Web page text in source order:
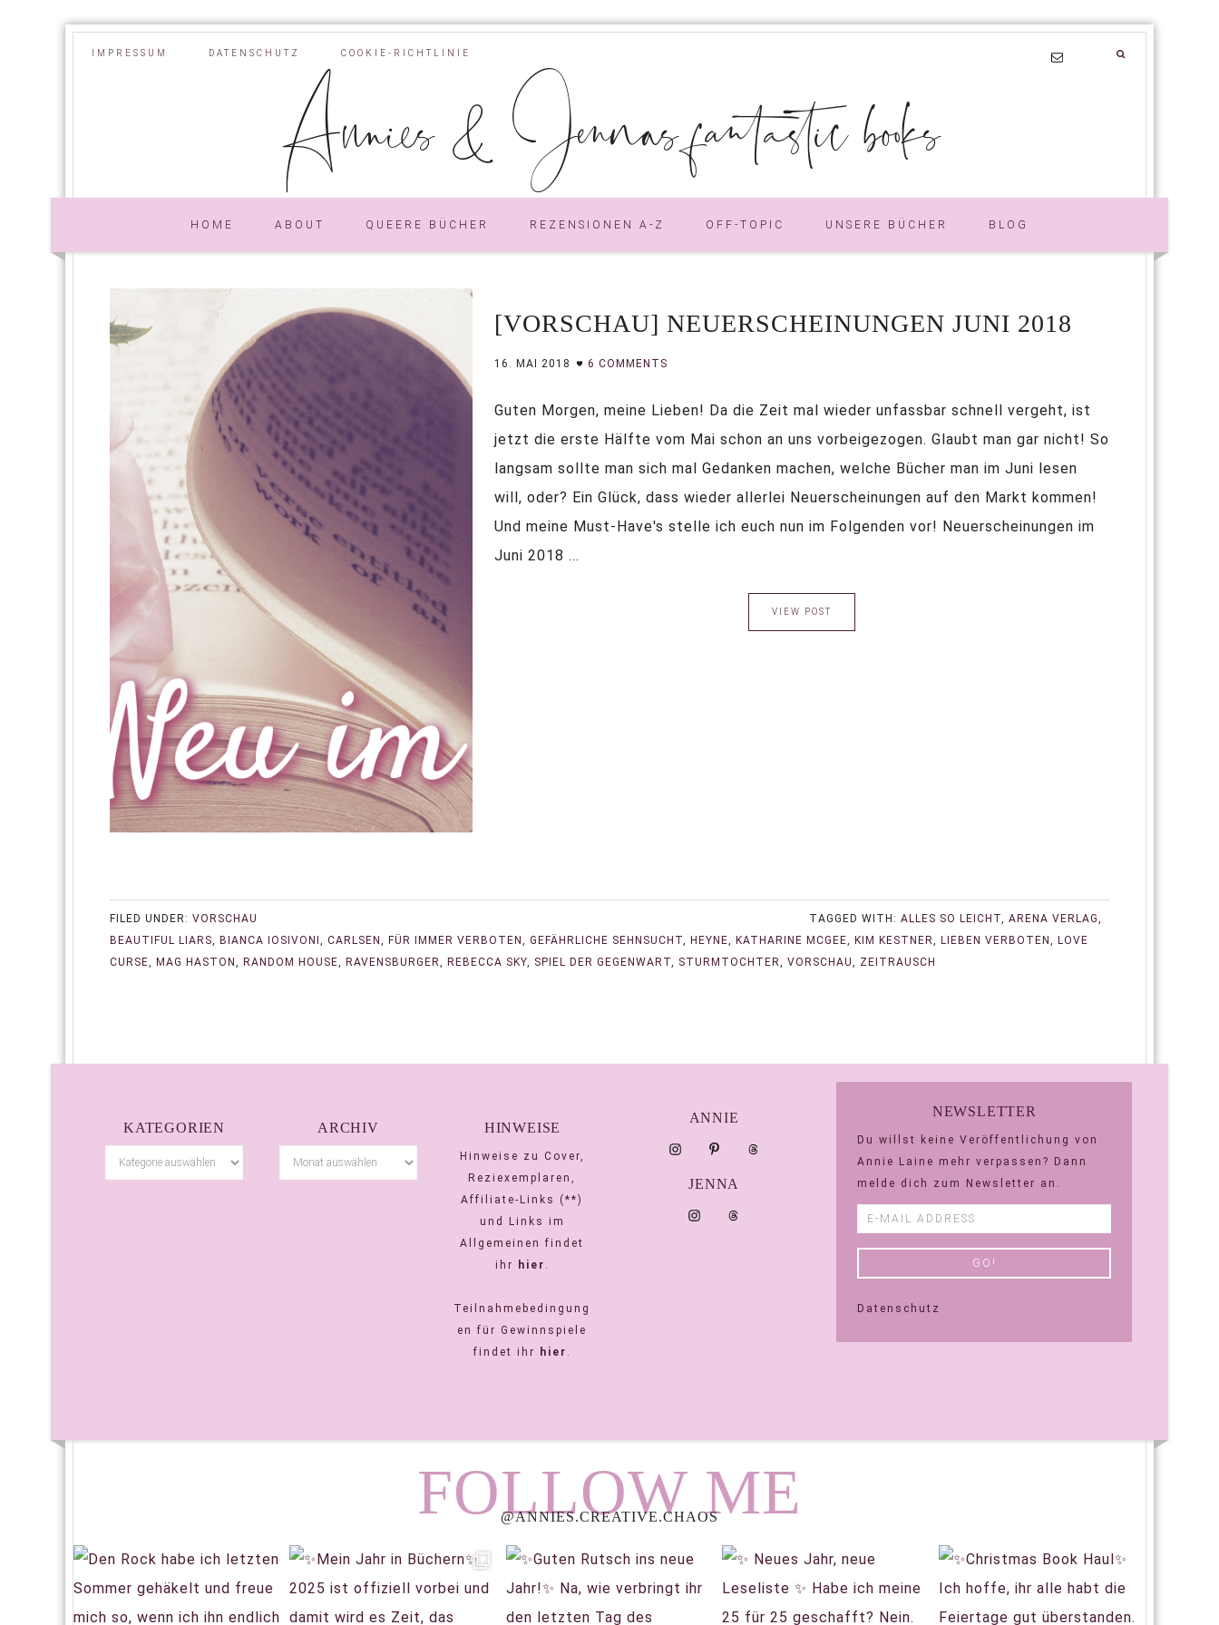
IMPRESSUM DATENSCHUTZ COOKIE-RICHTLINIE
Annies & Jennas fantastic books
HOME ABOUT QUEERE BÜCHER REZENSIONEN A-Z OFF-TOPIC UNSERE BÜCHER BLOG
[VORSCHAU] NEUERSCHEINUNGEN JUNI 2018
16. MAI 2018 6 COMMENTS
Guten Morgen, meine Lieben! Da die Zeit mal wieder unfassbar schnell vergeht, ist
jetzt die erste Hälfte vom Mai schon an uns vorbeigezogen. Glaubt man gar nicht! So
langsam sollte man sich mal Gedanken machen, welche Bücher man im Juni lesen
will, oder? Ein Glück, dass wieder allerlei Neuerscheinungen auf den Markt kommen!
Und meine Must-Have's stelle ich euch nun im Folgenden vor! Neuerscheinungen im
Juni 2018 ...
VIEW POST
FILED UNDER: VORSCHAU TAGGED WITH:ALLES SO LEICHT,ARENA VERLAG,
BEAUTIFUL LIARS, BIANCA IOSIVONI, CARLSEN, FÜR IMMER VERBOTEN, GEFÄHRLICHE SEHNSUCHT, HEYNE, KATHARINE MCGEE, KIM KESTNER, LIEBEN VERBOTEN, LOVE
CURSE, MAG HASTON, RANDOM HOUSE, RAVENSBURGER, REBECCA SKY, SPIEL DER GEGENWART, STURMTOCHTER, VORSCHAU, ZEITRAUSCH
KATEGORIEN ARCHIV HINWEISE
Hinweise zu Cover,
Reziexemplaren,
Affiliate-Links (**)
und Links im
Allgemeinen findet
ihr
hier .
Teilnahmebedingung
en für Gewinnspiele
findet ihr
hier .
ANNIE
JENNA
NEWSLETTER
Du willst keine Veröffentlichung von
Annie Laine mehr verpassen? Dann
melde dich zum Newsletter an.
Datenschutz
FOLLOW ME
@ANNIES.CREATIVE.CHAOS